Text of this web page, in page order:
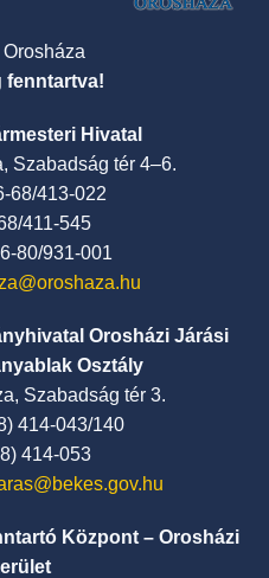
fenntartva!
Hivatal
Szabadság tér 4–6.
68/413-022
411-545
80/931-001
Orosházi Járási
Osztály
Szabadság tér 3.
414-043/140
414-053
Központ – Orosházi